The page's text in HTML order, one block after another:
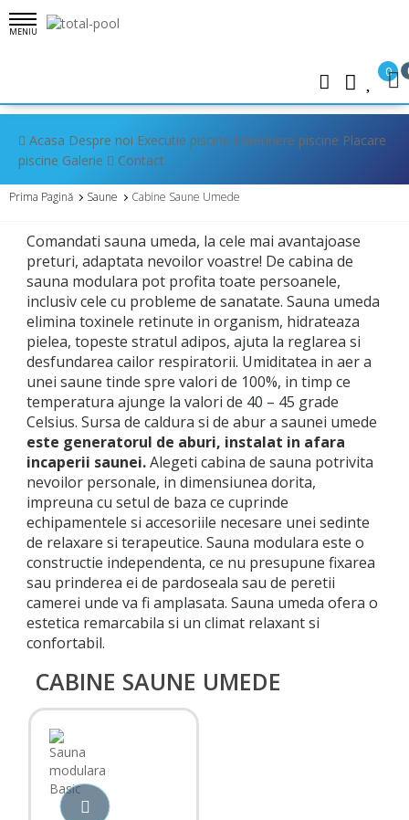
MENIU
0
Acasa Despre noi Executie piscine Intretinere piscine Placare
piscine Galerie Contact
Prima Pagină Saune Cabine Saune Umede
Comandati sauna umeda, la cele mai avantajoase
preturi, adaptata nevoilor voastre! De cabina de
sauna modulara pot profita toate persoanele,
inclusiv cele cu probleme de sanatate. Sauna umeda
elimina toxinele retinute in organism, hidrateaza
pielea, topeste stratul adipos, ajuta la reglarea si
desfundarea cailor respiratorii. Umiditatea in aer a
unei saune tinde spre valori de 100%, in timp ce
temperatura ajunge la valori de 40 – 45 grade
Celsius. Sursa de caldura si de abur a saunei umede
este generatorul de aburi, instalat in afara
incaperii saunei.Alegeti cabina de sauna potrivita
nevoilor personale, in dimensiunea dorita,
impreuna cu setul de baza ce cuprinde
echipamentele si accesoriile necesare unei sedinte
de relaxare si terapeutice. Sauna modulara este o
constructie independenta, ce nu presupune fixarea
sau prinderea ei de pardoseala sau de peretii
camerei unde va fi amplasata. Sauna umeda ofera o
estetica remarcabila si un climat relaxant si
confortabil.
CABINE SAUNE UMEDE